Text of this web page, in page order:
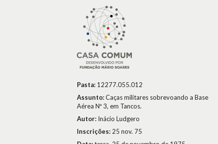
Pasta: 12277.055.012
Assunto:Caças militares sobrevoando a Base
Aérea Nº 3, em Tancos.
Autor: Inácio Ludgero
Inscrições: 25 nov. 75